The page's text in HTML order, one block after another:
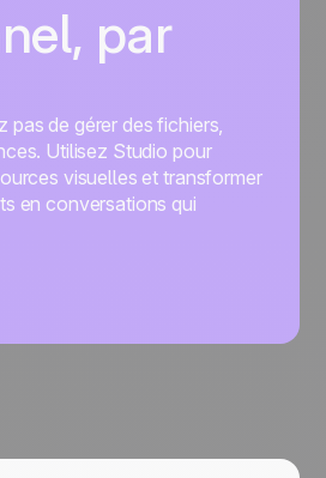
par
pas de gérer des fichiers,
Utilisez Studio pour
visuelles et transformer
en conversations qui